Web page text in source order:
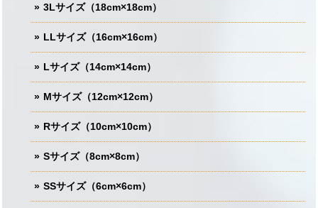
3Lサイズ（18cm×18cm）
LLサイズ（16cm×16cm）
Lサイズ（14cm×14cm）
Mサイズ（12cm×12cm）
Rサイズ（10cm×10cm）
Sサイズ（8cm×8cm）
SSサイズ（6cm×6cm）